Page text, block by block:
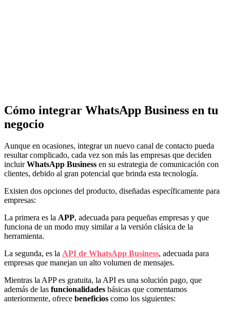
Cómo integrar WhatsApp Business en tu
negocio
Aunque en ocasiones, integrar un nuevo canal de contacto pueda
resultar complicado, cada vez son más las empresas que deciden
incluirWhatsApp Business en su estrategia de comunicación con
clientes, debido al gran potencial que brinda esta tecnología.
Existen dos opciones del producto, diseñadas específicamente para
empresas:
La primera es la APP, adecuada para pequeñas empresas y que
funciona de un modo muy similar a la versión clásica de la
herramienta.
La segunda, es la API de WhatsApp Business, adecuada para
empresas que manejan un alto volumen de mensajes.
Mientras la APP es gratuita, la API es una solución pago, que
además de las funcionalidades básicas que comentamos
anteriormente, ofrece beneficios como los siguientes: